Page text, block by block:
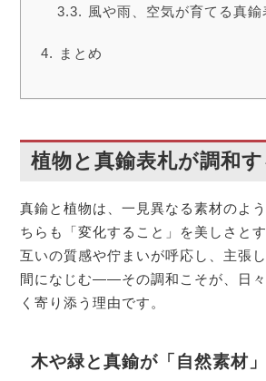
風や雨、空気が育てる真鍮
まとめ
植物と真鍮表札が調和
真鍮と植物は、一見異なる素材のよ
ちらも「変化すること」を美しさと
互いの質感や佇まいが呼応し、主張
間になじむ——その調和こそが、日
く寄り添う理由です。
木や緑と真鍮が「自然素材